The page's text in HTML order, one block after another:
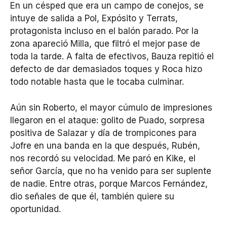
En un césped que era un campo de conejos, se
intuye de salida a Pol, Expósito y Terrats,
protagonista incluso en el balón parado. Por la
zona apareció Milla, que filtró el mejor pase de
toda la tarde. A falta de efectivos, Bauza repitió el
defecto de dar demasiados toques y Roca hizo
todo notable hasta que le tocaba culminar.
Aún sin Roberto, el mayor cúmulo de impresiones
llegaron en el ataque: golito de Puado, sorpresa
positiva de Salazar y día de trompicones para
Jofre en una banda en la que después, Rubén,
nos recordó su velocidad. Me paró en Kike, el
señor García, que no ha venido para ser suplente
de nadie. Entre otras, porque Marcos Fernández,
dio señales de que él, también quiere su
oportunidad.